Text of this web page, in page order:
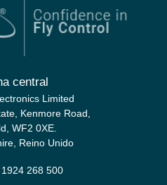
central
Limited
Kenmore Road,
WF2 0XE.
Reino Unido
268 500